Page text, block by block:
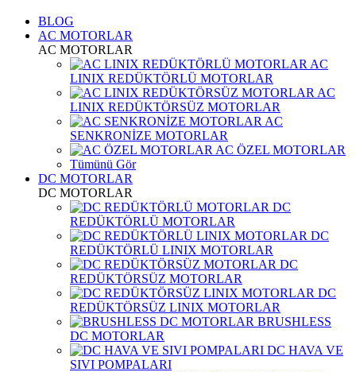
BLOG
AC MOTORLAR
AC MOTORLAR
AC
LINIX REDÜKTÖRLÜ MOTORLAR
AC
LINIX REDÜKTÖRSÜZ MOTORLAR
AC
SENKRONİZE MOTORLAR
AC ÖZEL MOTORLAR
Tümünü Gör
DC MOTORLAR
DC MOTORLAR
DC
REDÜKTÖRLÜ MOTORLAR
DC
REDÜKTÖRLÜ LINIX MOTORLAR
DC
REDÜKTÖRSÜZ MOTORLAR
DC
REDÜKTÖRSÜZ LINIX MOTORLAR
BRUSHLESS
DC MOTORLAR
DC HAVA VE
SIVI POMPALARI